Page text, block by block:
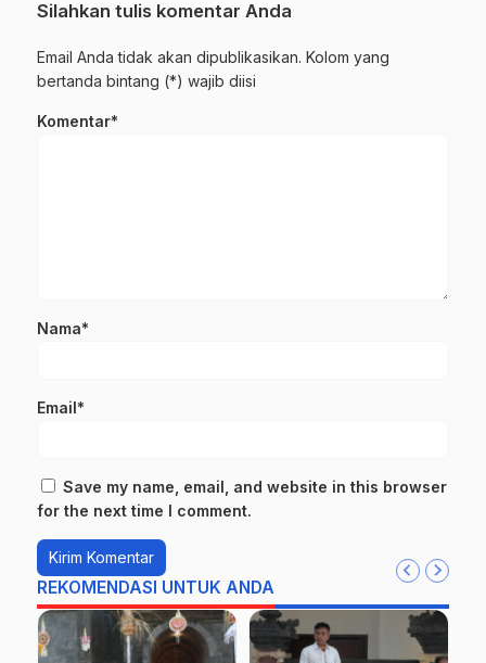
Silahkan tulis komentar Anda
Email Anda tidak akan dipublikasikan. Kolom yang
bertanda bintang (*) wajib diisi
Komentar*
Nama*
Email*
Save my name, email, and website in this browser
for the next time I comment.
REKOMENDASI UNTUK ANDA